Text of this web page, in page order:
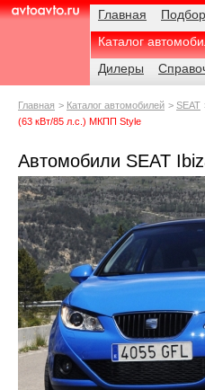
AvtoAvto.ru
Навигация Главная
Каталог
Дилеры
Родительские
Главная Каталог автомобилей SEAT
(63 кВт/85 л.с.) МКПП Style
Автомобили SEAT
Примечания